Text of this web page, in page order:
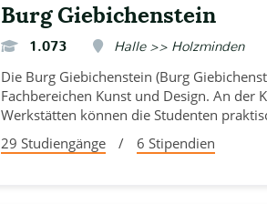
Burg Giebichenstein
1.073 Halle >> Holzminden
Die Burg Giebichenstein (Burg
Fachbereichen Kunst und Design. An
Werkstätten können die Studenten
29 Studiengänge
/ 6 Stipendien